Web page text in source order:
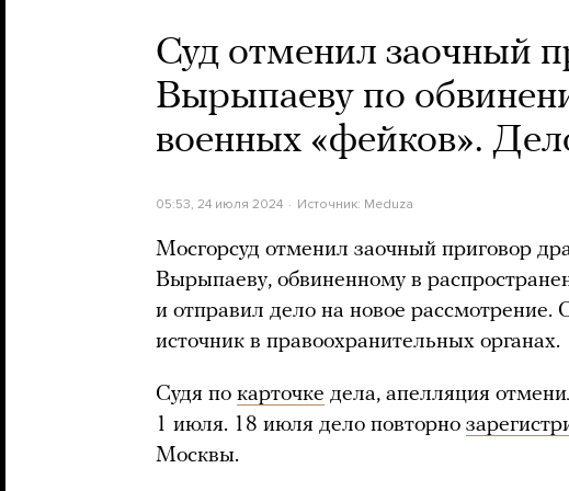
Суд отменил заочный
Вырыпаеву по
военных «фейков».
05:53, 24 июля 2024 Источник: Meduza
Мосгорсуд отменил заочный приговор
Вырыпаеву, обвиненному в
и отправил дело на новое
источник в правоохранительных органах.
Судя по карточке дела, апелляция
1 июля. 18 июля дело повторно
Москвы.